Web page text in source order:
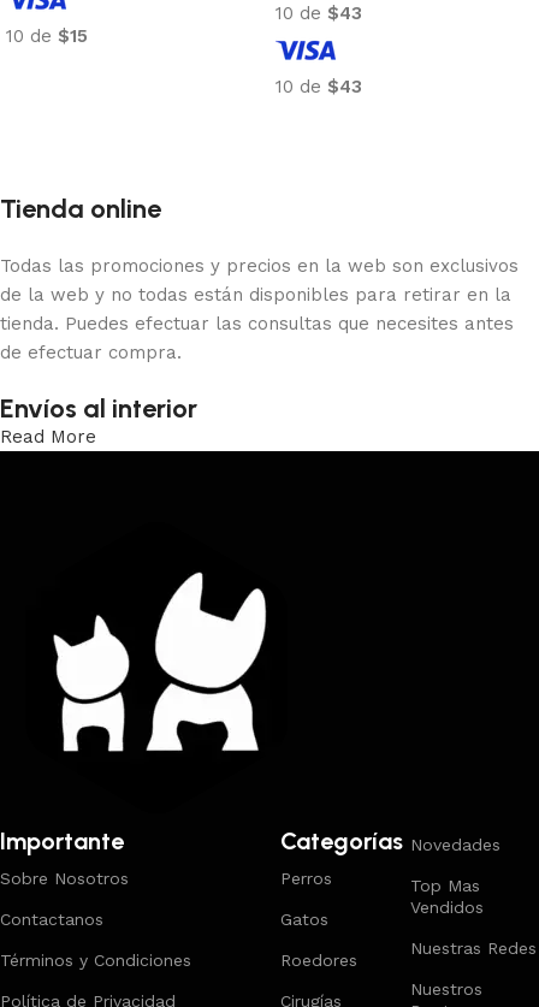
10 de $15
10 de $43
10 de $43
Tienda online
Todas las promociones y precios en la web son exclusivos
de la web y no todas están disponibles para retirar en la
tienda. Puedes efectuar las consultas que necesites antes
de efectuar compra.
Envíos al interior
Read More
Importante
Sobre Nosotros
Contactanos
Términos y Condiciones
Política de Privacidad
Categorías
Perros
Gatos
Roedores
Cirugías
Novedades
Top Mas
Vendidos
Nuestras Redes
Nuestros